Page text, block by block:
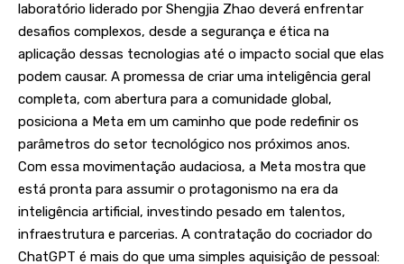
laboratório liderado por Shengjia Zhao deverá enfrentar
desafios complexos, desde a segurança e ética na
aplicação dessas tecnologias até o impacto social que elas
podem causar. A promessa de criar uma inteligência geral
completa, com abertura para a comunidade global,
posiciona a Meta em um caminho que pode redefinir os
parâmetros do setor tecnológico nos próximos anos.
Com essa movimentação audaciosa, a Meta mostra que
está pronta para assumir o protagonismo na era da
inteligência artificial, investindo pesado em talentos,
infraestrutura e parcerias. A contratação do cocriador do
ChatGPT é mais do que uma simples aquisição de pessoal: